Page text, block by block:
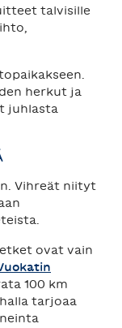
talvisille
herkut ja
juhlasta
Vihreät niityt
ovat vain
100 km
tarjoaa